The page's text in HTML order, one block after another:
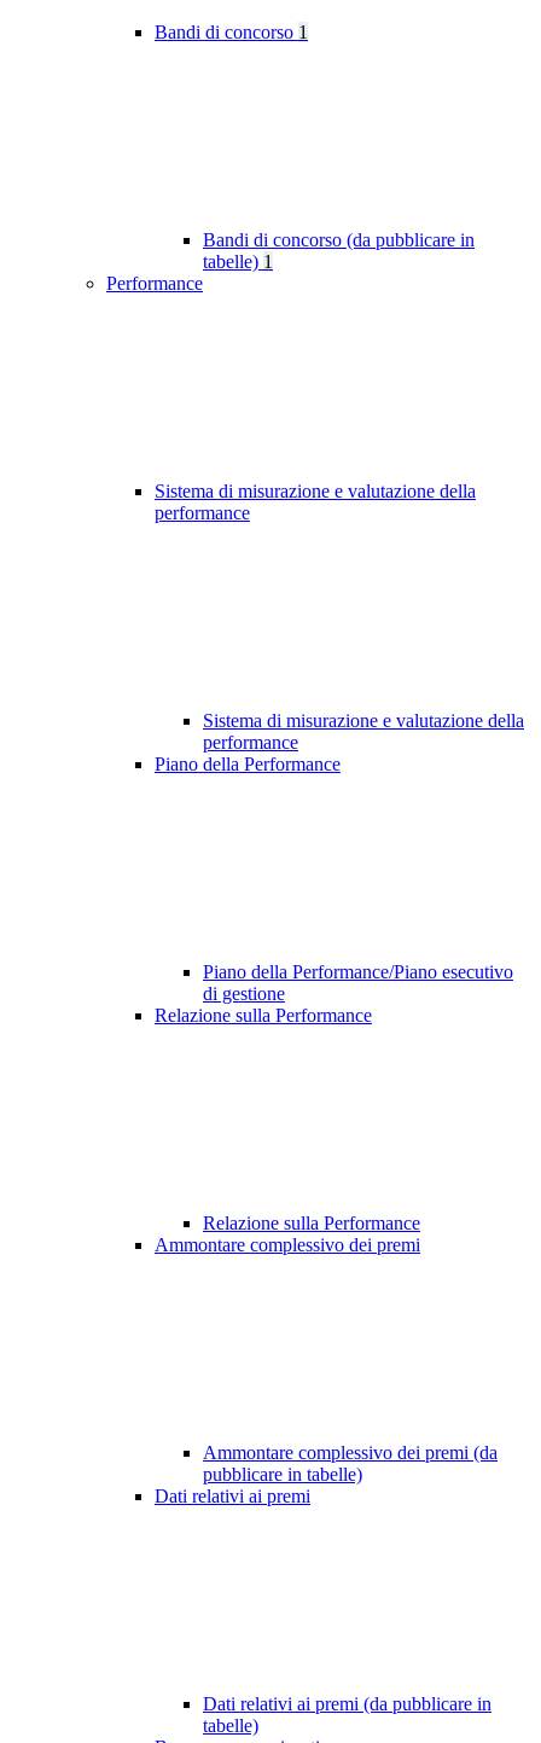
Bandi di concorso 1
Bandi di concorso (da pubblicare in
tabelle) 1
Performance
Sistema di misurazione e valutazione della
performance
Sistema di misurazione e valutazione della
performance
Piano della Performance
Piano della Performance/Piano esecutivo
di gestione
Relazione sulla Performance
Relazione sulla Performance
Ammontare complessivo dei premi
Ammontare complessivo dei premi (da
pubblicare in tabelle)
Dati relativi ai premi
Dati relativi ai premi (da pubblicare in
tabelle)